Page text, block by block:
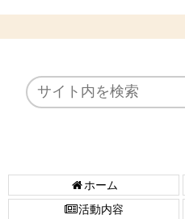
ホーム
活動内容